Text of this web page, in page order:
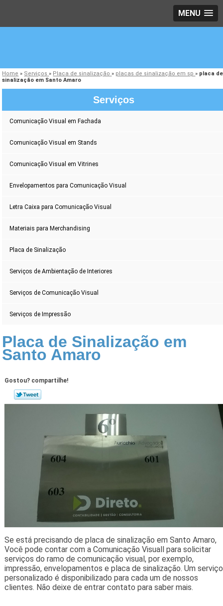
MENU
Home » Serviços» Placa de sinalização» placas de sinalização em sp» placa de
sinalização em Santo Amaro
Serviços
Comunicação Visual em Fachada
Comunicação Visual em Stands
Comunicação Visual em Vitrines
Envelopamentos para Comunicação Visual
Letra Caixa para Comunicação Visual
Materiais para Merchandising
Placa de Sinalização
Serviços de Ambientação de Interiores
Serviços de Comunicação Visual
Serviços de Impressão
Placa de Sinalização em
Santo Amaro
Gostou? compartilhe!
Se está precisando de placa de sinalização em Santo Amaro,
Você pode contar com a Comunicação Visuall para solicitar
serviços do ramo de comunicação visual, por exemplo,
impressão, envelopamentos e placa de sinalização. Um serviço
personalizado é disponibilizado para cada um de nossos
clientes. Não deixe de entrar contato para saber mais.